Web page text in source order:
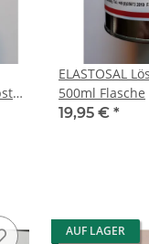
ELASTOSAL
500ml Flasche
19,95 € *
AUF LAGER